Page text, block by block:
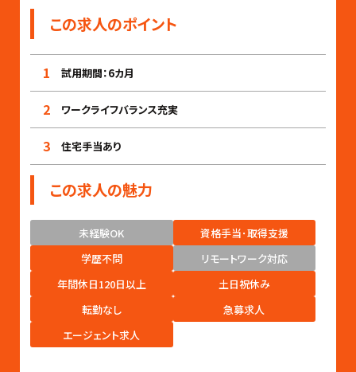
この求人のポイント
1 試用期間：6カ月
2 ワークライフバランス充実
3 住宅手当あり
この求人の魅力
未経験OK
資格手当･取得支援
学歴不問
リモートワーク対応
年間休日120日以上
土日祝休み
転勤なし
急募求人
エージェント求人